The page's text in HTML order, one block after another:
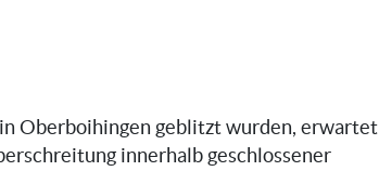
Oberboihingen geblitzt wurden, erwartet
innerhalb geschlossener